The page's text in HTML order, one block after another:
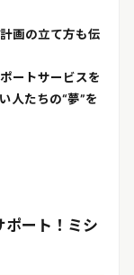
画の立て方も伝
ートサービスを
人たちの“夢”を
ート！ミシ